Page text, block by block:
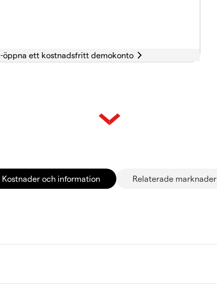
Kostnader och information Relaterade marknader